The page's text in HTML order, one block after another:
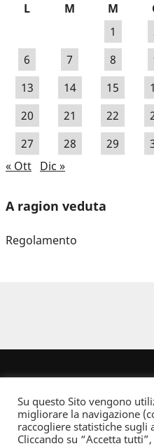
L M M
1
6
7 8
13
14 15
20
21 22
27
28 29
« Ott Dic »
A ragion veduta
Regolamento
Dove non indicato
Su questo Sito vengono
migliorare la navigazione
raccogliere statistiche sugli
Cliccando su “Accetta